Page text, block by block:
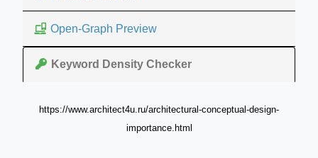
Open-Graph Preview
Keyword Density Checker
https://www.architect4u.ru/architectural-conceptual-design-
importance.html